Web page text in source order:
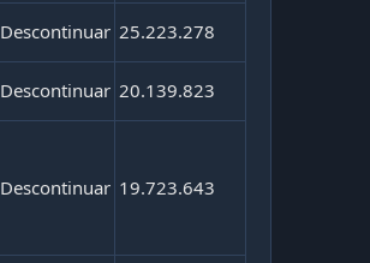
Descontinuar 25.223.278
Descontinuar 20.139.823
Descontinuar 19.723.643